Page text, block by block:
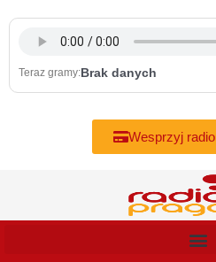
content
Teraz gramy:Brak danych
Wesprzyj radio